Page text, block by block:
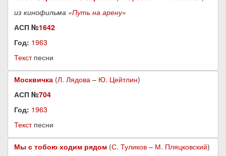
из кинофильма «Путь на арену»
АСП №1642
Год: 1963
Текстпесни
Москвичка (Л. Лядова – Ю. Цейтлин)
АСП №704
Год: 1963
Текстпесни
Мы с тобою ходим рядом (С. Туликов – М. Пляцковский)